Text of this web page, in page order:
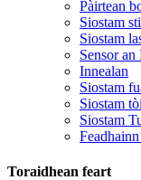
Pàirtean
Siostam
Siostam
Sensor an
Innealan
Siostam
Siostam
Siostam
Toraidhean feart